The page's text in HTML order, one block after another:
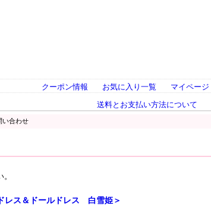
クーポン情報
お気に入り一覧 マイページ
送料とお支払い方法について
い合わせ
レス＆ドールドレス 白雪姫＞